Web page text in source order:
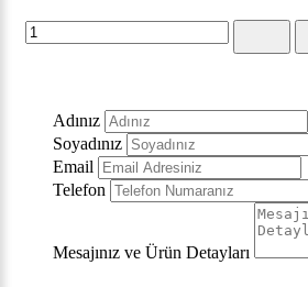
Adınız
Soyadınız
Email
Telefon
Mesajınız ve Ürün Detayları